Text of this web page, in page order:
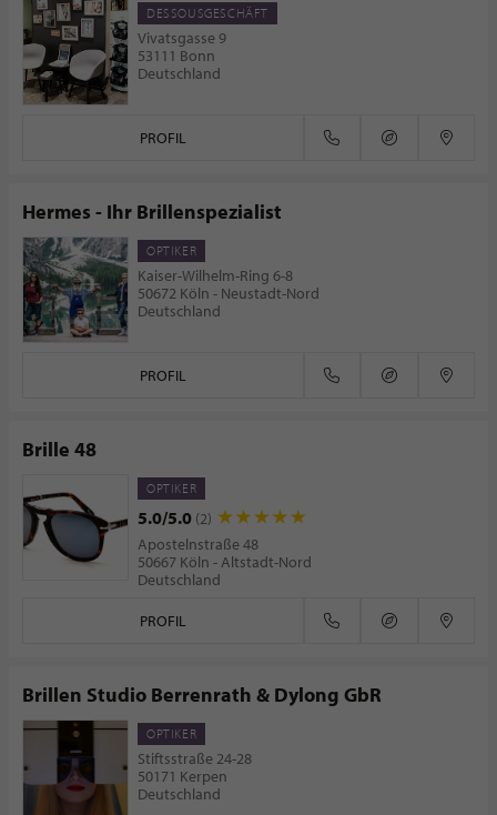
DESSOUSGESCHÄFT
Vivatsgasse 9
53111 Bonn
Deutschland
PROFIL
Hermes - Ihr Brillenspezialist
OPTIKER
Kaiser-Wilhelm-Ring 6-8
50672 Köln - Neustadt-Nord
Deutschland
PROFIL
Brille 48
OPTIKER
5.0/5.0 (2)
Apostelnstraße 48
50667 Köln - Altstadt-Nord
Deutschland
PROFIL
Brillen Studio Berrenrath & Dylong GbR
OPTIKER
Stiftsstraße 24-28
50171 Kerpen
Deutschland